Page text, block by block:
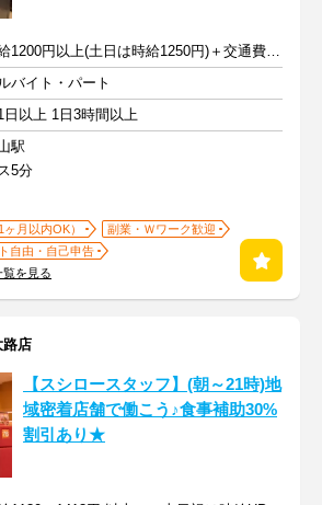
時給1200円以上(土日は時給1250円)＋交通費支給
バイト・パート
日以上 1日3時間以上
駅
5分
月以内OK）
副業・Ｗワーク歓迎
自由・自己申告
を見る
路店
【スシロースタッフ】(朝～21時)地
域密着店舗で働こう♪食事補助30%
割引あり★